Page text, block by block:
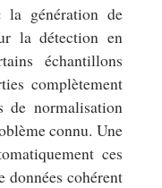
la génération de
la détection en
échantillons
complètement
de normalisation
connu. Une
ces
cohérent